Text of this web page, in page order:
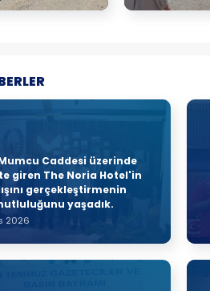
Caddesi üzerinde
giren The Noria Hotel'in
gerçekleştirmenin
yaşadık.
2026